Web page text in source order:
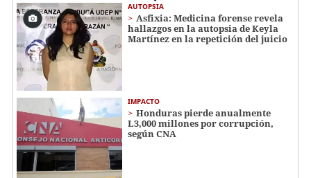
AUTOPSIA
Asfixia: Medicina forense revela
hallazgos en la autopsia de Keyla
Martínez en la repetición del juicio
IMPACTO
Honduras pierde anualmente
L3,000 millones por corrupción,
según CNA